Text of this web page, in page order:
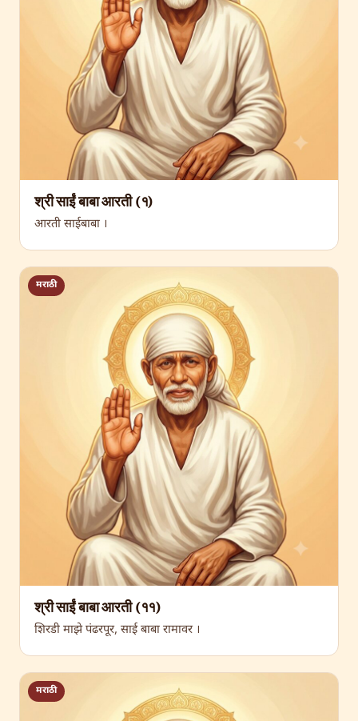
श्री साईं बाबा आरती (१)
आरती साईबाबा ।
मराठी
श्री साईं बाबा आरती (११)
शिरडी माझे पंढरपूर, साई बाबा रामावर ।
मराठी